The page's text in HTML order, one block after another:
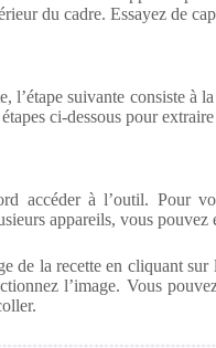
du cadre. Essayez de
l’étape suivante consiste à
ci-dessous pour
accéder à l’outil. Pour
appareils, vous pouvez
de la recette en cliquant
l’image. Vous